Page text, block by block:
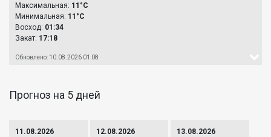
Максимальная: 11°C
Минимальная: 11°C
Восход: 01:34
Закат: 17:18
Обновлено: 10.08.2026 01:08
Прогноз на 5 дней
11.08.2026 12.08.2026 13.08.2026